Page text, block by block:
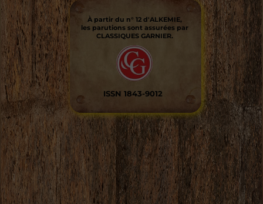
ISSN 1843-9012
À partir du n° 12 d'ALKEMIE,
les parutions sont assurées par
CLASSIQUES GARNIER.